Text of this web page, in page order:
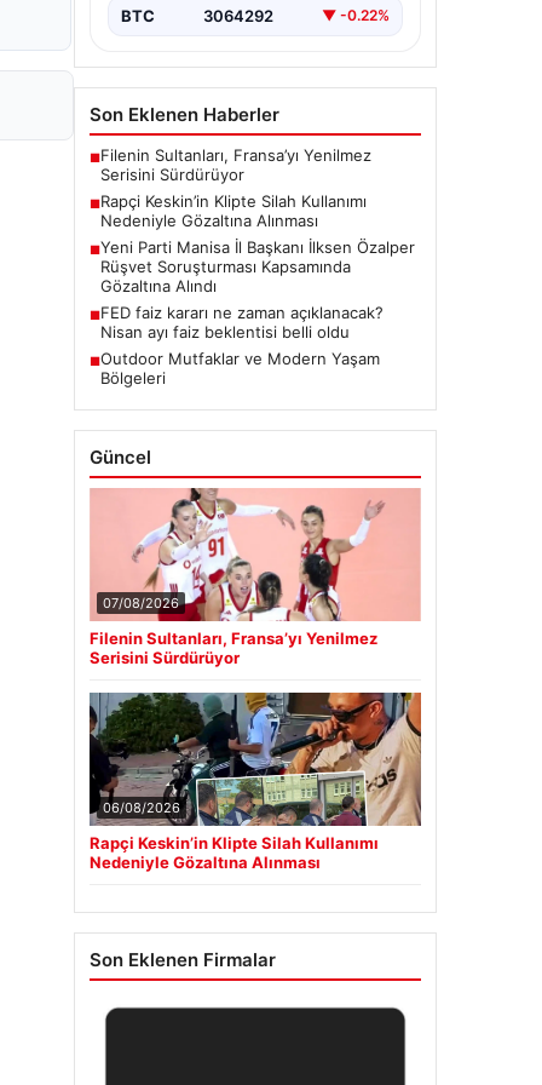
BTC 3064292 ▼ -0.22%
Son Eklenen Haberler
■Filenin Sultanları, Fransa’yı Yenilmez
Serisini Sürdürüyor
■Rapçi Keskin’in Klipte Silah Kullanımı
Nedeniyle Gözaltına Alınması
■Yeni Parti Manisa İl Başkanı İlksen Özalper
Rüşvet Soruşturması Kapsamında
Gözaltına Alındı
■FED faiz kararı ne zaman açıklanacak?
Nisan ayı faiz beklentisi belli oldu
■Outdoor Mutfaklar ve Modern Yaşam
Bölgeleri
Güncel
07/08/2026
Filenin Sultanları, Fransa’yı Yenilmez
Serisini Sürdürüyor
06/08/2026
Rapçi Keskin’in Klipte Silah Kullanımı
Nedeniyle Gözaltına Alınması
Son Eklenen Firmalar